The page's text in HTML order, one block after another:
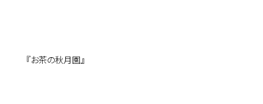
『お茶の秋月園』